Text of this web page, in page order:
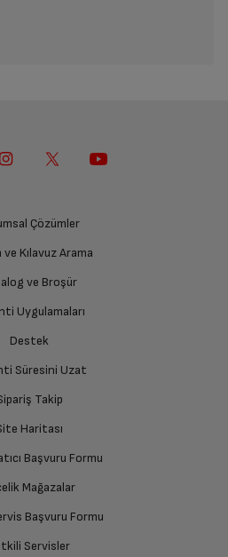
Çözümler
ve Kılavuz Arama
ve Broşür
Uygulamaları
Destek
Süresini Uzat
Takip
Haritası
Başvuru Formu
Mağazalar
Başvuru Formu
Servisler